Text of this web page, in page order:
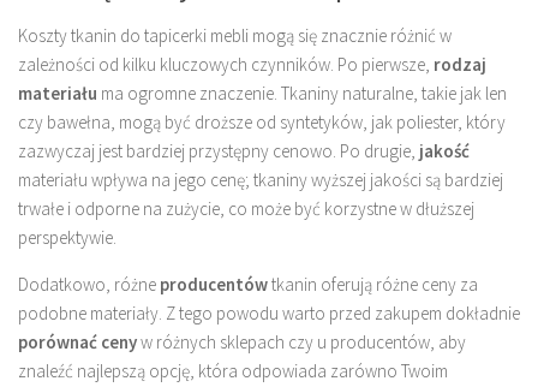
Koszty tkanin do tapicerki mebli mogą się znacznie różnić w
zależności od kilku kluczowych czynników. Po pierwsze, rodzaj
materiału ma ogromne znaczenie. Tkaniny naturalne, takie jak len
czy bawełna, mogą być droższe od syntetyków, jak poliester, który
zazwyczaj jest bardziej przystępny cenowo. Po drugie, jakość
materiału wpływa na jego cenę; tkaniny wyższej jakości są bardziej
trwałe i odporne na zużycie, co może być korzystne w dłuższej
perspektywie.
Dodatkowo, różne producentówtkanin oferują różne ceny za
podobne materiały. Z tego powodu warto przed zakupem dokładnie
porównać cenyw różnych sklepach czy u producentów, aby
znaleźć najlepszą opcję, która odpowiada zarówno Twoim